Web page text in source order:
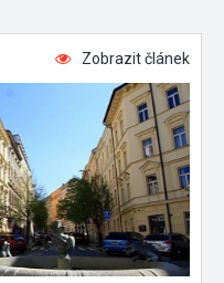
Zobrazit článek